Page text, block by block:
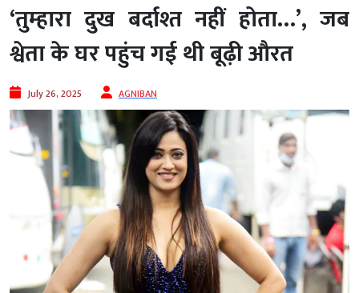
‘तुम्हारा दुख बर्दाश्त नहीं होता…’, जब
श्वेता के घर पहुंच गई थी बूढ़ी औरत
July 26, 2025 AGNIBAN